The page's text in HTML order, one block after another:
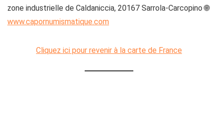
zone industrielle de Caldaniccia, 20167 Sarrola-Carcopino 🌐
www.capornumismatique.com
Cliquez ici pour revenir à la carte de France